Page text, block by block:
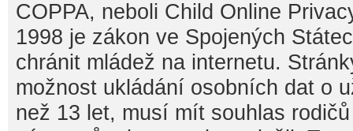
COPPA, neboli Child Online
1998 je zákon ve Spojených
chránit mládež na internetu.
možnost ukládání osobních dat o
než 13 let, musí mít souhlas